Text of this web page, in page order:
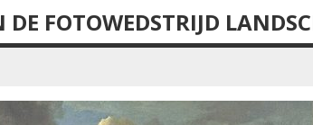
DE FOTOWEDSTRIJD